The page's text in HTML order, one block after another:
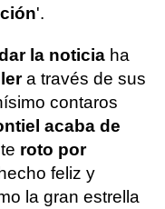
'.
la noticia ha
a través de sus
contaros
acaba de
roto por
feliz y
la gran estrella